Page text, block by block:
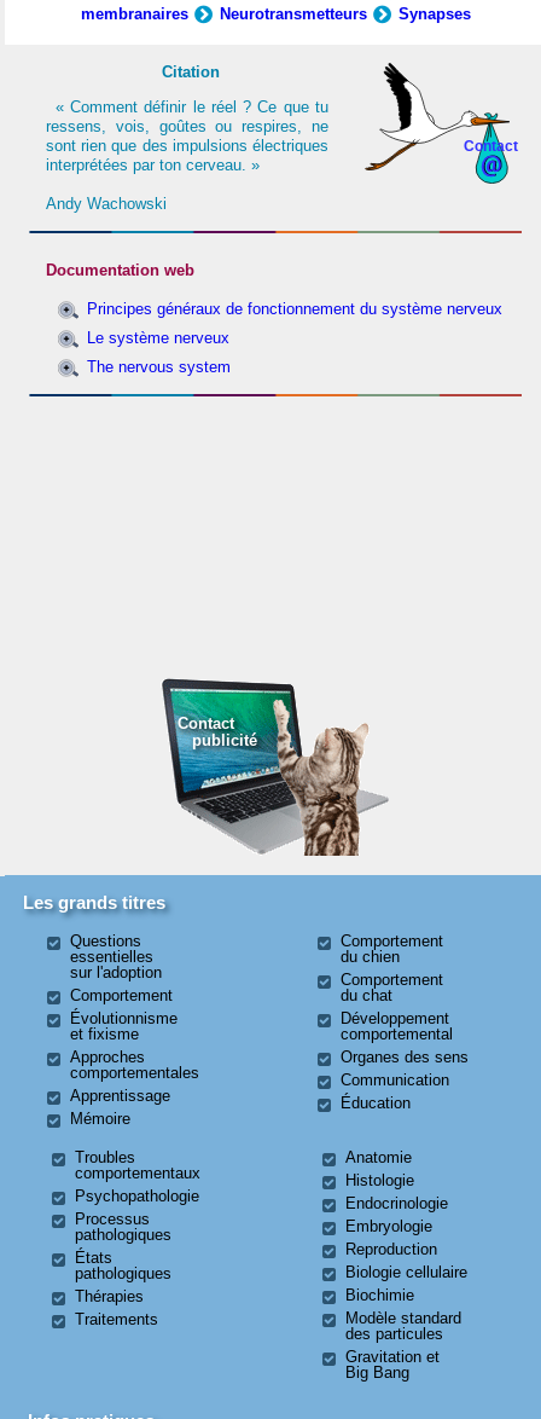
membranaires
Neurotransmetteurs Synapses
Contact
Citation
« Comment définir le réel ? Ce que tu
ressens, vois, goûtes ou respires, ne
sont rien que des impulsions électriques
interprétées par ton cerveau. »
Andy Wachowski
Documentation web
Principes généraux de fonctionnement du système nerveux
Le système nerveux
The nervous system
Contact
publicité
Les grands titres
Questions
essentielles
sur l'adoption
Comportement
Évolutionnisme
et fixisme
Approches
comportementales
Apprentissage
Mémoire
Comportement
du chien
Comportement
du chat
Développement
comportemental
Organes des sens
Communication
Éducation
Troubles
comportementaux
Psychopathologie
Processus
pathologiques
États
pathologiques
Thérapies
Traitements
Anatomie
Histologie
Endocrinologie
Embryologie
Reproduction
Biologie cellulaire
Biochimie
Modèle standard
des particules
Gravitation et
Big Bang